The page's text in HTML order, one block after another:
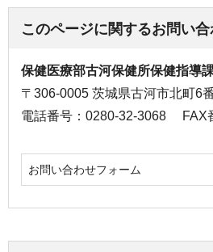
このページに関するお問い
保健医療部古河保健所保健指導
〒306-0005 茨城県古河市北町6
電話番号：0280-32-3068
FAX
お問い合わせフォーム